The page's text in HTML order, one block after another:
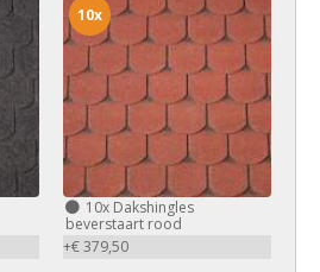
10xDakshingles
beverstaart rood
+€ 379,50
10x